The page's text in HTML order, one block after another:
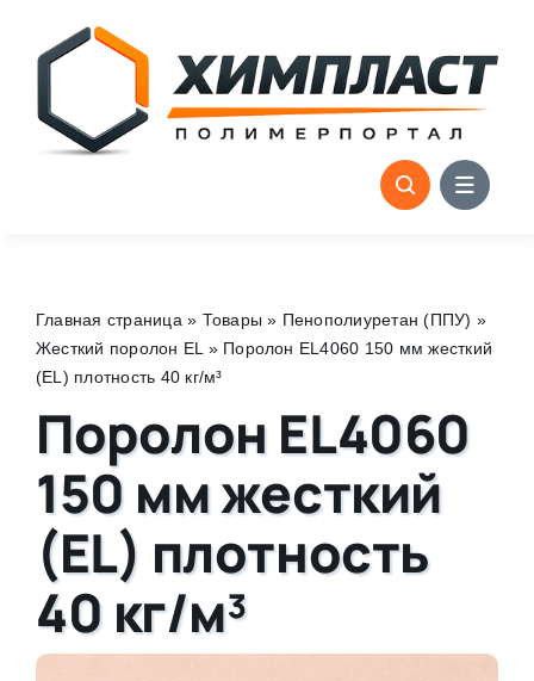
content
Главная страница » Товары » Пенополиуретан (ППУ) »
Жесткий поролон EL » Поролон EL4060 150 мм жесткий
(EL) плотность 40 кг/м³
Поролон EL4060
150 мм жесткий
(EL) плотность
40 кг/м³